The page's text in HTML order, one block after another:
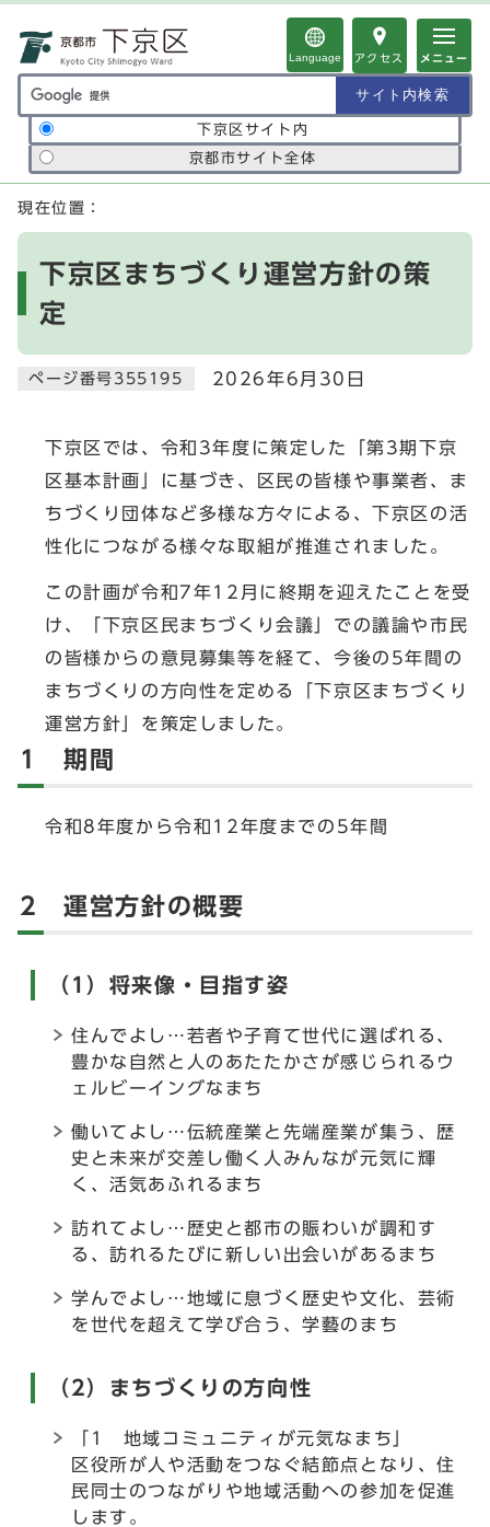
Language アクセス メニュー
サイト内検索の範囲
下京区サイト内
京都市サイト全体
ここから本文です
現在位置：
下京区まちづくり運営方針の策
定
ページ番号355195 2026年6月30日
下京区では、令和3年度に策定した「第3期下京
区基本計画」に基づき、区民の皆様や事業者、ま
ちづくり団体など多様な方々による、下京区の活
性化につながる様々な取組が推進されました。
この計画が令和7年12月に終期を迎えたことを受
け、「下京区民まちづくり会議」での議論や市民
の皆様からの意見募集等を経て、今後の5年間の
まちづくりの方向性を定める「下京区まちづくり
運営方針」を策定しました。
1 期間
令和8年度から令和12年度までの5年間
2 運営方針の概要
（1）将来像・目指す姿
住んでよし…若者や子育て世代に選ばれる、
豊かな自然と人のあたたかさが感じられるウ
ェルビーイングなまち
働いてよし…伝統産業と先端産業が集う、歴
史と未来が交差し働く人みんなが元気に輝
く、活気あふれるまち
訪れてよし…歴史と都市の賑わいが調和す
る、訪れるたびに新しい出会いがあるまち
学んでよし…地域に息づく歴史や文化、芸術
を世代を超えて学び合う、学藝のまち
（2）まちづくりの方向性
「1 地域コミュニティが元気なまち」
区役所が人や活動をつなぐ結節点となり、住
民同士のつながりや地域活動への参加を促進
します。